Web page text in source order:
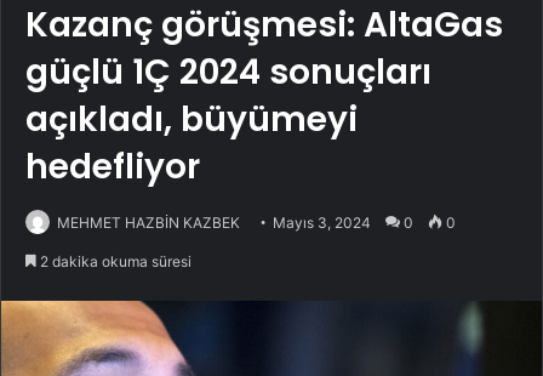
Kazanç görüşmesi: AltaGas
güçlü 1Ç 2024 sonuçları
açıkladı, büyümeyi
hedefliyor
MEHMET HAZBİN KAZBEK Mayıs 3, 2024 0 0
2 dakika okuma süresi